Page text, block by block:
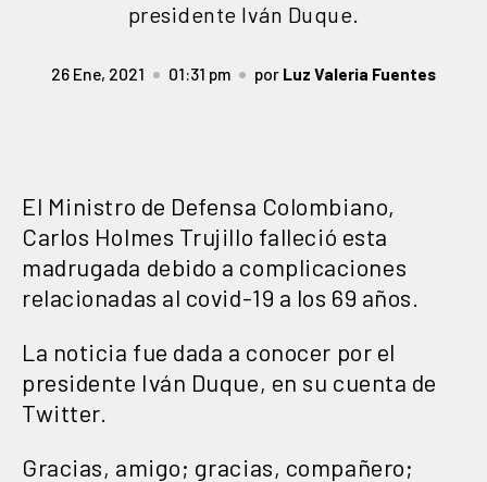
presidente Iván Duque.
26 Ene, 2021 01:31 pm por Luz Valeria Fuentes
El Ministro de Defensa Colombiano,
Carlos Holmes Trujillo falleció esta
madrugada debido a complicaciones
relacionadas al covid-19 a los 69 años.
La noticia fue dada a conocer por el
presidente Iván Duque, en su cuenta de
Twitter.
Gracias, amigo; gracias, compañero;